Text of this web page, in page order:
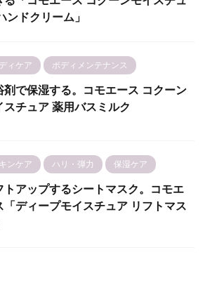
ンドクリーム」
ィケア ボディメンテナンス
剤で保湿する。コモエース コクーン
スチュア 薬用バスミルク
ンケア ハリ・弾力 保湿ケア
トアップするシートマスク。コモエ
「ディープモイスチュア リフトマス